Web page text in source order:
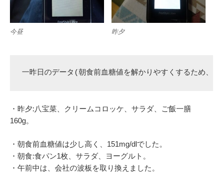
今昼 昨夕
一昨日のデータ(朝食前血糖値を解かりやすくするため、
・昨夕:八宝菜、クリームコロッケ、サラダ、ご飯一膳
160g。
・朝食前血糖値は少し高く、151mg/dlでした。
・朝食:食パン1枚、サラダ、ヨーグルト。
・午前中は、会社の波板を取り換えました。